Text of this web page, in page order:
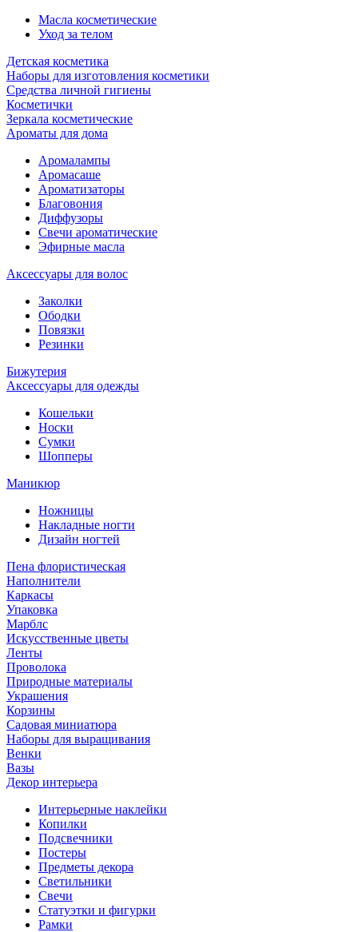
Масла косметические
Уход за телом
Детская косметика
Наборы для изготовления косметики
Средства личной гигиены
Косметички
Зеркала косметические
Ароматы для дома
Аромалампы
Аромасаше
Ароматизаторы
Благовония
Диффузоры
Свечи ароматические
Эфирные масла
Аксессуары для волос
Заколки
Ободки
Повязки
Резинки
Бижутерия
Аксессуары для одежды
Кошельки
Носки
Сумки
Шопперы
Маникюр
Ножницы
Накладные ногти
Дизайн ногтей
Пена флористическая
Наполнители
Каркасы
Упаковка
Марблс
Искусственные цветы
Ленты
Проволока
Природные материалы
Украшения
Корзины
Садовая миниатюра
Наборы для выращивания
Венки
Вазы
Декор интерьера
Интерьерные наклейки
Копилки
Подсвечники
Постеры
Предметы декора
Светильники
Свечи
Статуэтки и фигурки
Рамки